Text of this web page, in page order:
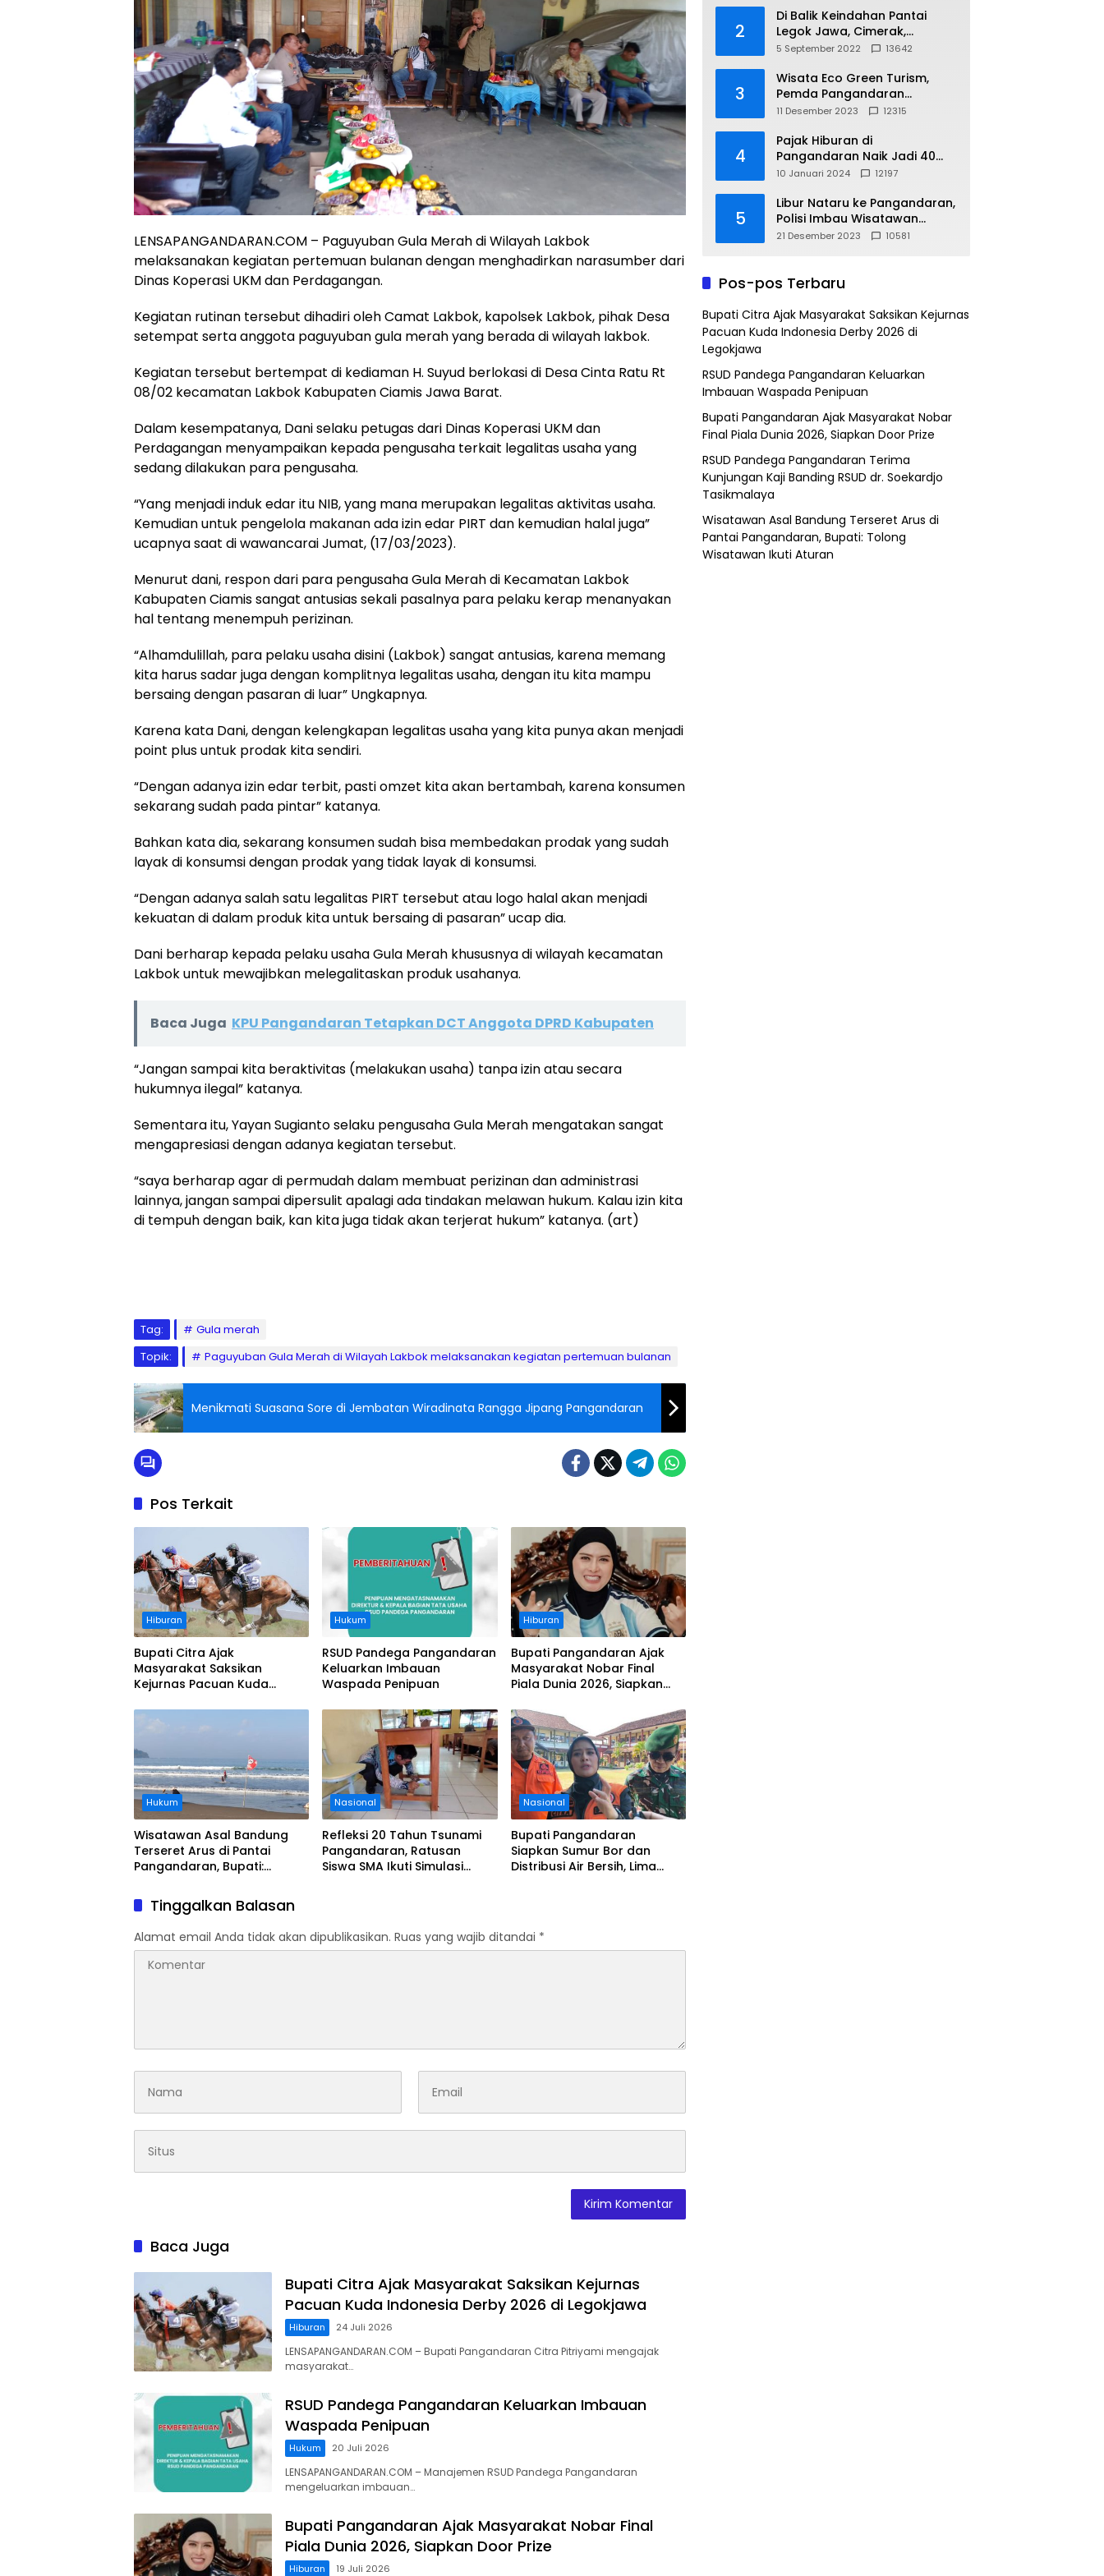
LENSAPANGANDARAN.COM – Paguyuban Gula Merah di Wilayah Lakbok
melaksanakan kegiatan pertemuan bulanan dengan menghadirkan narasumber dari
Dinas Koperasi UKM dan Perdagangan.
Kegiatan rutinan tersebut dihadiri oleh Camat Lakbok, kapolsek Lakbok, pihak Desa
setempat serta anggota paguyuban gula merah yang berada di wilayah lakbok.
Kegiatan tersebut bertempat di kediaman H. Suyud berlokasi di Desa Cinta Ratu Rt
08/02 kecamatan Lakbok Kabupaten Ciamis Jawa Barat.
Dalam kesempatanya, Dani selaku petugas dari Dinas Koperasi UKM dan
Perdagangan menyampaikan kepada pengusaha terkait legalitas usaha yang
sedang dilakukan para pengusaha.
“Yang menjadi induk edar itu NIB, yang mana merupakan legalitas aktivitas usaha.
Kemudian untuk pengelola makanan ada izin edar PIRT dan kemudian halal juga”
ucapnya saat di wawancarai Jumat, (17/03/2023).
Menurut dani, respon dari para pengusaha Gula Merah di Kecamatan Lakbok
Kabupaten Ciamis sangat antusias sekali pasalnya para pelaku kerap menanyakan
hal tentang menempuh perizinan.
“Alhamdulillah, para pelaku usaha disini (Lakbok) sangat antusias, karena memang
kita harus sadar juga dengan komplitnya legalitas usaha, dengan itu kita mampu
bersaing dengan pasaran di luar” Ungkapnya.
Karena kata Dani, dengan kelengkapan legalitas usaha yang kita punya akan menjadi
point plus untuk prodak kita sendiri.
“Dengan adanya izin edar terbit, pasti omzet kita akan bertambah, karena konsumen
sekarang sudah pada pintar” katanya.
Bahkan kata dia, sekarang konsumen sudah bisa membedakan prodak yang sudah
layak di konsumsi dengan prodak yang tidak layak di konsumsi.
“Dengan adanya salah satu legalitas PIRT tersebut atau logo halal akan menjadi
kekuatan di dalam produk kita untuk bersaing di pasaran” ucap dia.
Dani berharap kepada pelaku usaha Gula Merah khususnya di wilayah kecamatan
Lakbok untuk mewajibkan melegalitaskan produk usahanya.
Baca Juga KPU Pangandaran Tetapkan DCT Anggota DPRD Kabupaten
“Jangan sampai kita beraktivitas (melakukan usaha) tanpa izin atau secara
hukumnya ilegal” katanya.
Sementara itu, Yayan Sugianto selaku pengusaha Gula Merah mengatakan sangat
mengapresiasi dengan adanya kegiatan tersebut.
“saya berharap agar di permudah dalam membuat perizinan dan administrasi
lainnya, jangan sampai dipersulit apalagi ada tindakan melawan hukum. Kalau izin kita
di tempuh dengan baik, kan kita juga tidak akan terjerat hukum” katanya. (art)
Tag:
Gula merah
Topik:
Paguyuban Gula Merah di Wilayah Lakbok melaksanakan kegiatan pertemuan bulanan
Menikmati Suasana Sore di Jembatan Wiradinata Rangga Jipang Pangandaran
Pos Terkait
Hiburan
Bupati Citra Ajak
Masyarakat Saksikan
Kejurnas Pacuan Kuda
Legokjawa
Hukum
RSUD Pandega Pangandaran
Keluarkan Imbauan
Waspada Penipuan
Hiburan
Bupati Pangandaran Ajak
Masyarakat Nobar Final
Piala Dunia 2026, Siapkan
Hukum
Wisatawan Asal Bandung
Terseret Arus di Pantai
Pangandaran, Bupati:
Aturan
Nasional
Refleksi 20 Tahun Tsunami
Pangandaran, Ratusan
Siswa SMA Ikuti Simulasi
Nasional
Bupati Pangandaran
Siapkan Sumur Bor dan
Distribusi Air Bersih, Lima
Tinggalkan Balasan
Alamat email Anda tidak akan dipublikasikan. Ruas yang wajib ditandai *
Baca Juga
Bupati Citra Ajak Masyarakat Saksikan Kejurnas
Pacuan Kuda Indonesia Derby 2026 di Legokjawa
Hiburan 24 Juli 2026
LENSAPANGANDARAN.COM – Bupati Pangandaran Citra Pitriyami mengajak
masyarakat…
RSUD Pandega Pangandaran Keluarkan Imbauan
Waspada Penipuan
Hukum 20 Juli 2026
LENSAPANGANDARAN.COM – Manajemen RSUD Pandega Pangandaran
mengeluarkan imbauan…
Bupati Pangandaran Ajak Masyarakat Nobar Final
Piala Dunia 2026, Siapkan Door Prize
Hiburan 19 Juli 2026
2
Di Balik Keindahan Pantai
Legok Jawa, Cimerak,
Pangandaran
5 September 2022 13642
3
Wisata Eco Green Turism,
Pemda Pangandaran
Gandeng PLN
11 Desember 2023 12315
4
Pajak Hiburan di
Pangandaran Naik Jadi 40
Persen
10 Januari 2024 12197
5
Libur Nataru ke Pangandaran,
Polisi Imbau Wisatawan
Gunakan Jalur Arteri
21 Desember 2023 10581
Pos-pos Terbaru
Bupati Citra Ajak Masyarakat Saksikan Kejurnas
Pacuan Kuda Indonesia Derby 2026 di
Legokjawa
RSUD Pandega Pangandaran Keluarkan
Imbauan Waspada Penipuan
Bupati Pangandaran Ajak Masyarakat Nobar
Final Piala Dunia 2026, Siapkan Door Prize
RSUD Pandega Pangandaran Terima
Kunjungan Kaji Banding RSUD dr. Soekardjo
Tasikmalaya
Wisatawan Asal Bandung Terseret Arus di
Pantai Pangandaran, Bupati: Tolong
Wisatawan Ikuti Aturan